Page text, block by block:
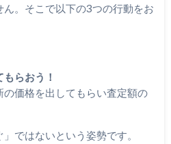
。そこで以下の3つの行動をお
らおう！
価格を出してもらい査定額の
ではないという姿勢です。